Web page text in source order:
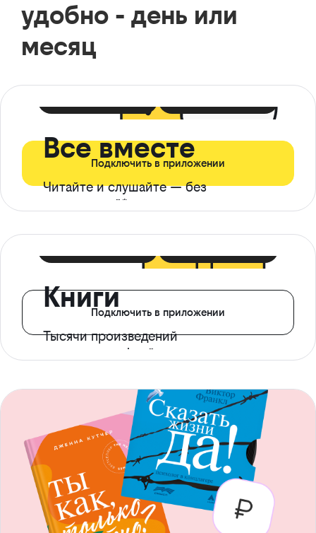
удобно - день или
месяц
Все вместе
Читайте и слушайте — без
ограничений*
Подключить в приложении
Книги
Тысячи произведений
с доступом офлайн
Подключить в приложении